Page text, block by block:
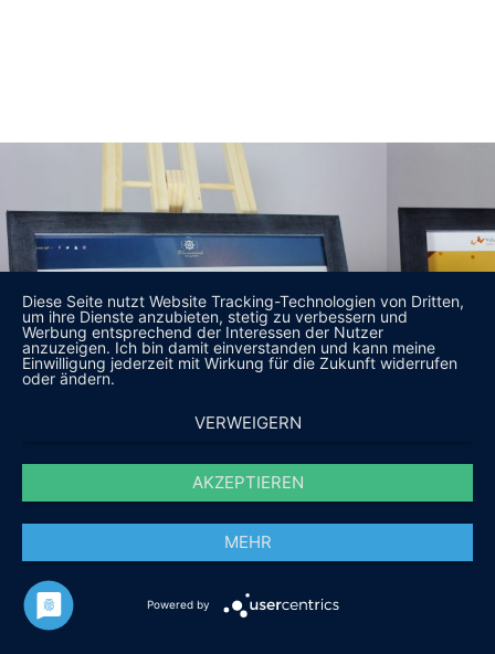
Diese Seite nutzt Website Tracking-Technologien von Dritten,
um ihre Dienste anzubieten, stetig zu verbessern und
Werbung entsprechend der Interessen der Nutzer
anzuzeigen. Ich bin damit einverstanden und kann meine
Einwilligung jederzeit mit Wirkung für die Zukunft widerrufen
oder ändern.
VERWEIGERN
AKZEPTIEREN
MEHR
Powered by